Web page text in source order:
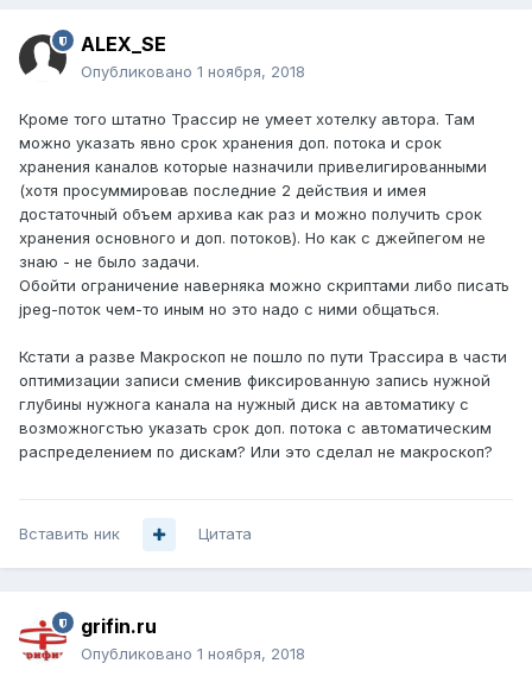
ALEX_SE
Опубликовано 1 ноября, 2018
Кроме того штатно Трассир не умеет хотелку автора. Там
можно указать явно срок хранения доп. потока и срок
хранения каналов которые назначили привелигированными
(хотя просуммировав последние 2 действия и имея
достаточный объем архива как раз и можно получить срок
хранения основного и доп. потоков). Но как с джейпегом не
знаю - не было задачи.
Обойти ограничение наверняка можно скриптами либо писать
jpeg-поток чем-то иным но это надо с ними общаться.
Кстати а разве Макроскоп не пошло по пути Трассира в части
оптимизации записи сменив фиксированную запись нужной
глубины нужнога канала на нужный диск на автоматику с
возможногстью указать срок доп. потока с автоматическим
распределением по дискам? Или это сделал не макроскоп?
Вставить ник Цитата
grifin.ru
Опубликовано 1 ноября, 2018